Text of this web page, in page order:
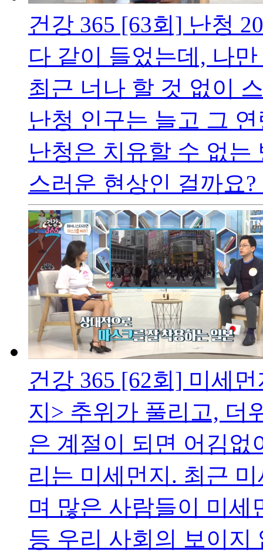
건강 365 [63회] 난청
다 같이 들었는데, 나
최근 너나 할 것 없이
난청 인구는 늘고 그
난청은 치유할 수 없는
스러운 현상인 걸까요?
건강 365 [62회] 미세먼
지> 추위가 풀리고, 더
은 계절이 되면 어김없
리는 미세먼지. 최근
며 많은 사람들이 미
등 우리 사회의 보이지